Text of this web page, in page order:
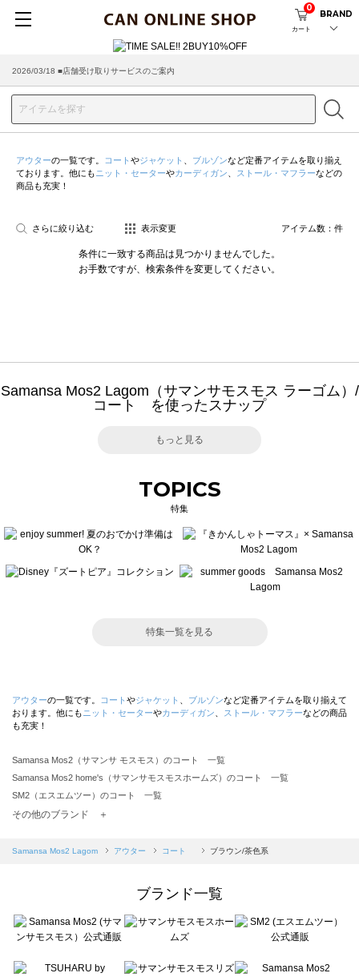
カート
0
BRAND
2026/03/18 ■店舗受け取りサービスのご案内
アウターの一覧です。 コート やジャケット ブルゾンなど定番アイテムを取り揃え
ております。他にも ニット・セーターやカーディガン ストール・マフラーなどの
商品も充実！
さらに絞り込む 表示変更 アイテム数： 件
条件に一致する商品は見つかりませんでした。
お手数ですが、検索条件を変更してください。
Samansa Mos2 Lagom（サマンサモスモス ラーゴム）/
コート を使ったスナップ
もっと見る
TOPICS
特集
特集一覧を見る
アウターの一覧です。 コート やジャケット ブルゾンなど定番アイテムを取り揃えて
おります。他にも ニット・セーターやカーディガン ストール・マフラーなどの商品
も充実！
Samansa Mos2（サマンサ モスモス）のコート 一覧
Samansa Mos2 home's（サマンサモスモスホームズ）のコート 一覧
SM2（エスエムツー）のコート 一覧
TSUHARU by Samansa Mos2（ツハルバイサマンサモスモス）のコート 一覧
Samansa Mos2 blue（サマンサモスモス ブルー）のコート 一覧
sō4ū（ソウフォーユー）のコート 一覧
Te chichi（テチチ）のコート 一覧
Te chichi CLASSIC（テチチ クラシック）のコート 一覧
Lugnoncure（ルノンキュール）のコート 一覧
その他のブランド ＋
Samansa Mos2 Lagom アウター コート ブラウン/茶色系
ブランド一覧